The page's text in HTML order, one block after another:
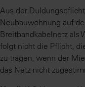
Aus der
Neubauwohnung auf
Breitbandkabelnetz als
folgt nicht die Pflicht,
zu tragen, wenn der
das Netz nicht